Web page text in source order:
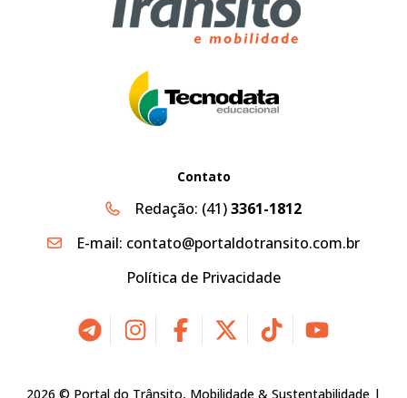
Contato
Redação: (41)3361-1812
E-mail: contato@portaldotransito.com.br
Política de Privacidade
2026 © Portal do Trânsito, Mobilidade & Sustentabilidade |